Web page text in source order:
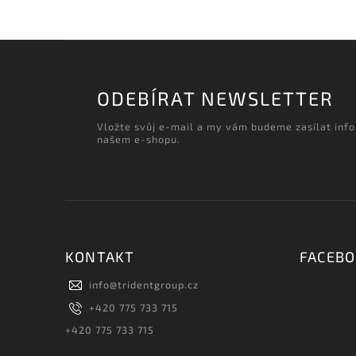
ODEBÍRAT NEWSLETTER
Vložte svůj e-mail a my vám budeme zasílat
našem e-shopu.
KONTAKT
info@tridentgroup.cz
+420 775 733 715
+420 775 733 715